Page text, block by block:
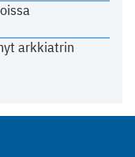
arkkiatrin